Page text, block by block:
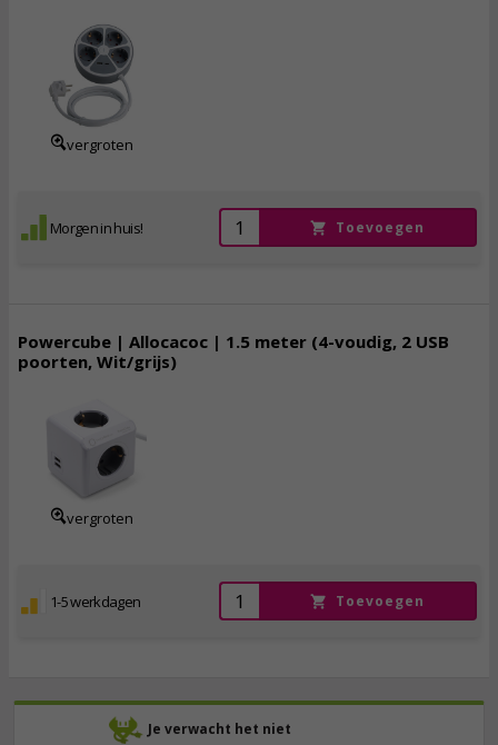
Je verwacht het niet
vergroten
Morgen in huis! Toevoegen
Powercube | Allocacoc | 1.5 meter (4-voudig, 2 USB
poorten, Wit/grijs)
vergroten
1-5 werkdagen Toevoegen